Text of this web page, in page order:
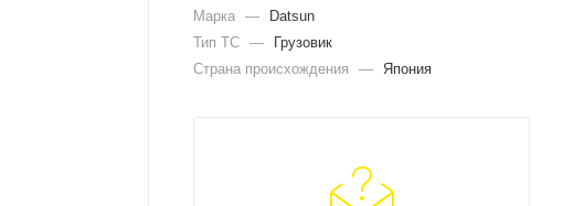
Марка —
Datsun
Тип ТС —
Грузовик
Страна происхождения
— Япония